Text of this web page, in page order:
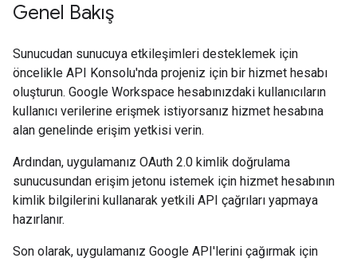
Genel Bakış
Sunucudan sunucuya etkileşimleri desteklemek için
öncelikle API Konsolu'nda projeniz için bir hizmet hesabı
oluşturun. Google Workspace hesabınızdaki kullanıcıların
kullanıcı verilerine erişmek istiyorsanız hizmet hesabına
alan genelinde erişim yetkisi verin.
Ardından, uygulamanız OAuth 2.0 kimlik doğrulama
sunucusundan erişim jetonu istemek için hizmet hesabının
kimlik bilgilerini kullanarak yetkili API çağrıları yapmaya
hazırlanır.
Son olarak, uygulamanız Google API'lerini çağırmak için